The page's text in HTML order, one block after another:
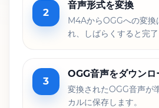
2
音声形式を変換
M4AからOGGへの変換
れ、しばらくすると完了
3
OGG音声をダウンロ
変換されたOGG音声が
カルに保存します。